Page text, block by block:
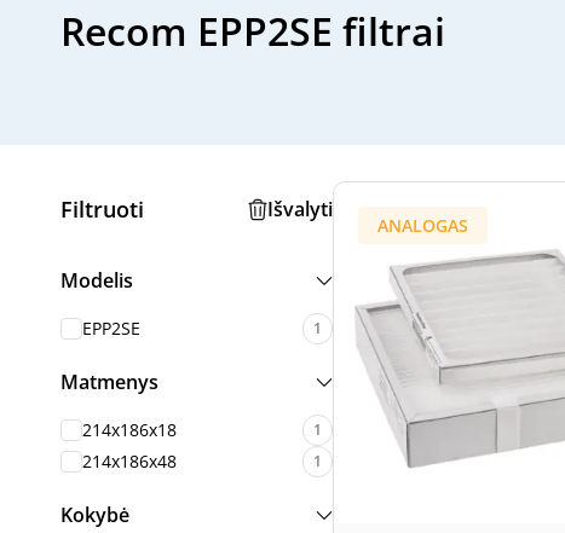
Recom EPP2SE filtrai
Filtruoti Išvalyti
Modelis
EPP2SE 1
Matmenys
214x186x18 1
214x186x48 1
Kokybė
ANALOGAS